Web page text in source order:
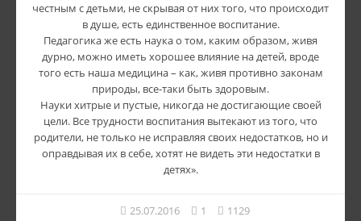
честным с детьми, не скрывая от них того, что происходит
в душе, есть единственное воспитание.
Педагогика же есть наука о том, каким образом, живя
дурно, можно иметь хорошее влияние на детей, вроде
того есть наша медицина – как, живя противно законам
природы, все-таки быть здоровым.
Науки хитрые и пустые, никогда не достигающие своей
цели. Все трудности воспитания вытекают из того, что
родители, не только не исправляя своих недостатков, но и
оправдывая их в себе, хотят не видеть эти недостатки в
детях».
25.07.2016 1 1129